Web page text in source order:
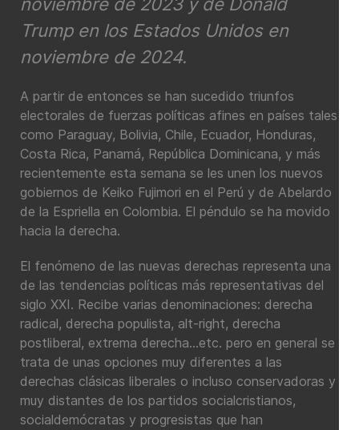
Trump en los Estados Unidos en
noviembre de 2024.
A partir de entonces se han sucedido triunfos
electorales de fuerzas políticas afines en países tales
como Paraguay, Bolivia, Chile, Ecuador, Honduras,
Costa Rica, Panamá, República Dominicana, y más
recientemente esta semana se les unen los nuevos
gobiernos de Keiko Fujimori en el Perú y de Abelardo
de la Espriella en Colombia. El péndulo se ha movido
hacia la derecha.
El fenómeno de las nuevas derechas representa una
de las tendencias políticas más representativas del
siglo XXI. Recibe varias denominaciones: derecha
radical, derecha populista, alt-right, derecha
postliberal, extrema derecha…etc. pero en general se
trata de unas opciones muy diferentes a las
derechas clásicas liberales o incluso conservadoras y
muy distantes de los partidos socialcristianos,
socialdemócratas y progresistas que han